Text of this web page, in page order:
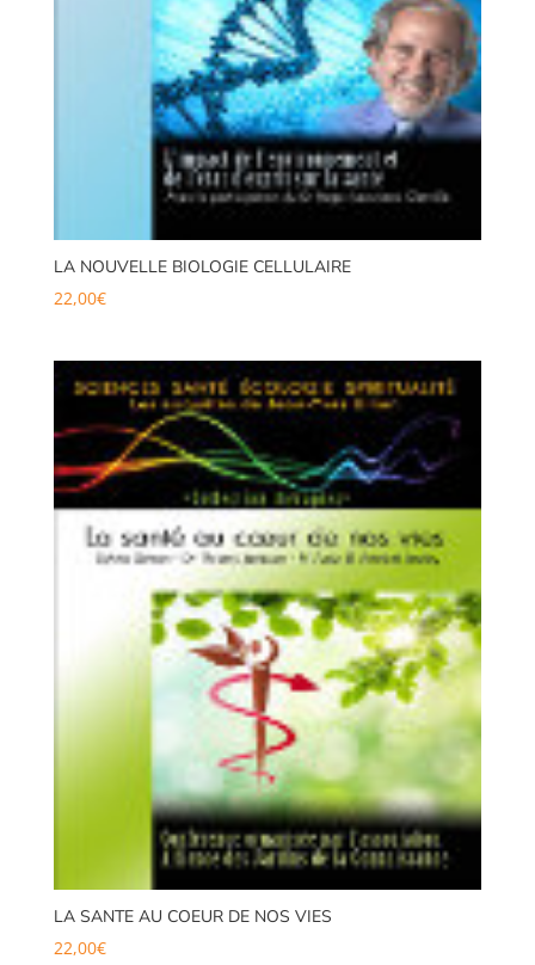
LA NOUVELLE BIOLOGIE CELLULAIRE
22,00€
LA SANTE AU COEUR DE NOS VIES
22,00€